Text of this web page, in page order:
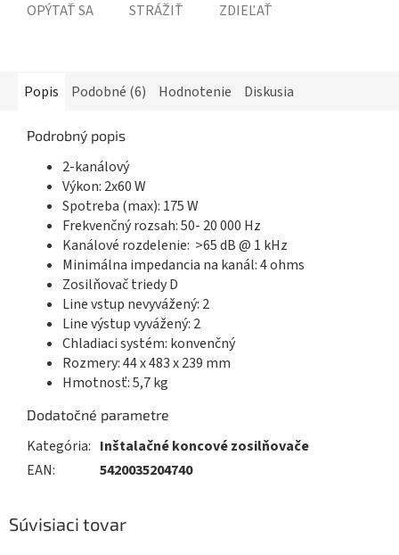
OPÝTAŤ SA STRÁŽIŤ ZDIEĽAŤ
Popis Podobné (6) Hodnotenie Diskusia
Podrobný popis
2-kanálový
Výkon: 2x60 W
Spotreba (max): 175 W
Frekvenčný rozsah: 50- 20 000 Hz
Kanálové rozdelenie: >65 dB @ 1 kHz
Minimálna impedancia na kanál: 4 ohms
Zosilňovač triedy D
Line vstup nevyvážený: 2
Line výstup vyvážený: 2
Chladiaci systém: konvenčný
Rozmery: 44 x 483 x 239 mm
Hmotnosť: 5,7 kg
Dodatočné parametre
Kategória: Inštalačné koncové zosilňovače
EAN: 5420035204740
Súvisiaci tovar